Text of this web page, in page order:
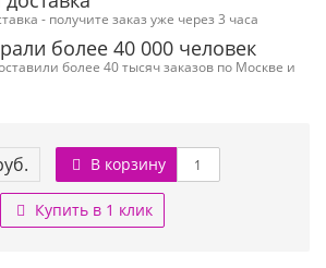
- получите заказ уже через 3 часа
более 40 000 человек
более 40 тысяч заказов по Москве и
В корзину
Купить в 1 клик